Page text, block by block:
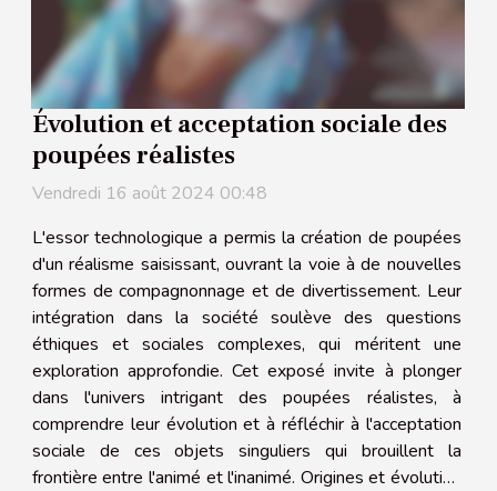
Évolution et acceptation sociale des
poupées réalistes
Vendredi 16 août 2024 00:48
L'essor technologique a permis la création de poupées
d'un réalisme saisissant, ouvrant la voie à de nouvelles
formes de compagnonnage et de divertissement. Leur
intégration dans la société soulève des questions
éthiques et sociales complexes, qui méritent une
exploration approfondie. Cet exposé invite à plonger
dans l'univers intrigant des poupées réalistes, à
comprendre leur évolution et à réfléchir à l'acceptation
sociale de ces objets singuliers qui brouillent la
frontière entre l'animé et l'inanimé. Origines et évolution